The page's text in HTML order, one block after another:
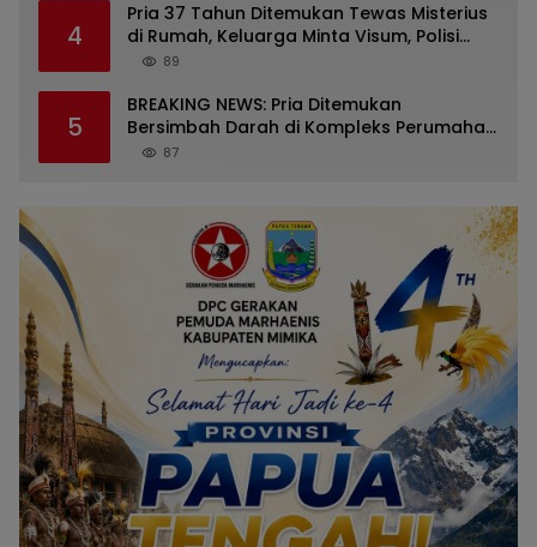
4
Pria 37 Tahun Ditemukan Tewas Misterius
di Rumah, Keluarga Minta Visum, Polisi
Diminta Ungkap Penyebab Kematian
89
5
BREAKING NEWS: Pria Ditemukan
Bersimbah Darah di Kompleks Perumahan
RR Timika, Video Viral Gegerkan Warga
87